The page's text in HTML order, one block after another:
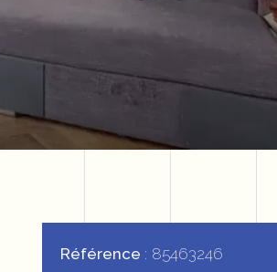
Référence
85463246